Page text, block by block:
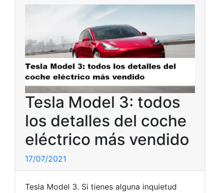
Tesla Model 3: todos
los detalles del coche
eléctrico más vendido
17/07/2021
Tesla Model 3. Si tienes alguna inquietud